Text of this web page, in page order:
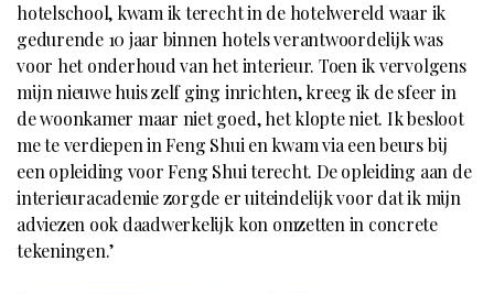
hotelschool, kwam ik terecht in de hotelwereld waar ik
gedurende 10 jaar binnen hotels verantwoordelijk was
voor het onderhoud van het interieur. Toen ik vervolgens
mijn nieuwe huis zelf ging inrichten, kreeg ik de sfeer in
de woonkamer maar niet goed, het klopte niet. Ik besloot
me te verdiepen in Feng Shui en kwam via een beurs bij
een opleiding voor Feng Shui terecht. De opleiding aan de
interieuracademie zorgde er uiteindelijk voor dat ik mijn
adviezen ook daadwerkelijk kon omzetten in concrete
tekeningen.’